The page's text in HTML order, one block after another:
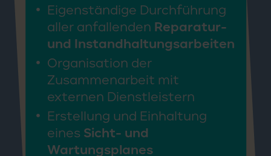
Eigenständige Durchführung
aller anfallenden Reparatur-
und Instandhaltungsarbeiten
Organisation der
Zusammenarbeit mit
externen Dienstleistern
Erstellung und Einhaltung
eines Sicht- und
Wartungsplanes